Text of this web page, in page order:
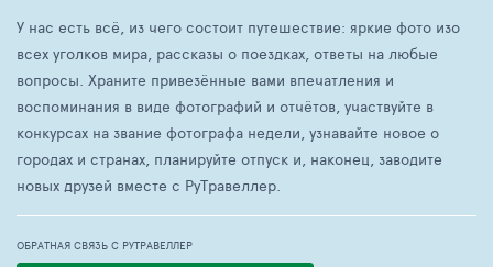
У нас есть всё, из чего состоит путешествие: яркие фото изо
всех уголков мира, рассказы о поездках, ответы на любые
вопросы. Храните привезённые вами впечатления и
воспоминания в виде фотографий и отчётов, участвуйте в
конкурсах на звание фотографа недели, узнавайте новое о
городах и странах, планируйте отпуск и, наконец, заводите
новых друзей вместе с РуТравеллер.
ОБРАТНАЯ СВЯЗЬ С РУТРАВЕЛЛЕР